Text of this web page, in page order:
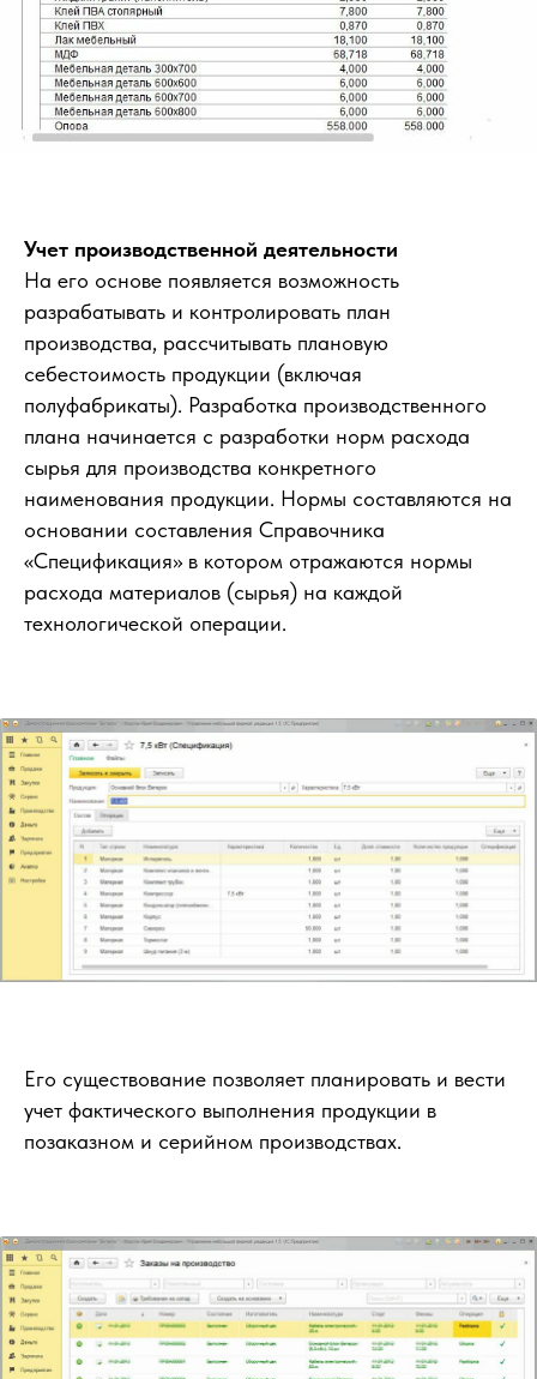
Учет производственной деятельности
На его основе появляется возможность
разрабатывать и контролировать план
производства, рассчитывать плановую
себестоимость продукции (включая
полуфабрикаты). Разработка производственного
плана начинается с разработки норм расхода
сырья для производства конкретного
наименования продукции. Нормы составляются на
основании составления Справочника
«Спецификация» в котором отражаются нормы
расхода материалов (сырья) на каждой
технологической операции.
Его существование позволяет планировать и вести
учет фактического выполнения продукции в
позаказном и серийном производствах.